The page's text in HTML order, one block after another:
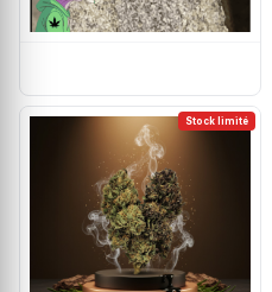
Stock limité